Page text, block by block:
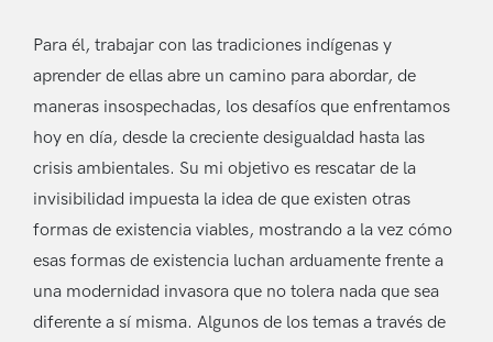
Para él, trabajar con las tradiciones indígenas y
aprender de ellas abre un camino para abordar, de
maneras insospechadas, los desafíos que enfrentamos
hoy en día, desde la creciente desigualdad hasta las
crisis ambientales. Su mi objetivo es rescatar de la
invisibilidad impuesta la idea de que existen otras
formas de existencia viables, mostrando a la vez cómo
esas formas de existencia luchan arduamente frente a
una modernidad invasora que no tolera nada que sea
diferente a sí misma. Algunos de los temas a través de